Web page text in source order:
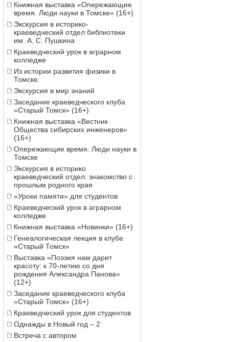
Книжная выставка «Опережающие
время. Люди науки в Томске» (16+)
Экскурсия в историко-
краеведческий отдел библиотеки
им. А. С. Пушкина
Краеведческий урок в аграрном
колледже
Из истории развития физики в
Томске
Экскурсия в мир знаний
Заседание краеведческого клуба
«Старый Томск» (16+)
Книжная выставка «Вестник
Общества сибирских инженеров»
(16+)
Опережающие время. Люди науки в
Томске
Экскурсия в историко
краеведческий отдел: знакомство с
прошлым родного края
«Уроки памяти» для студентов
Краеведческий урок в аграрном
колледже
Книжная выставка «Новинки» (16+)
Генеалогическая лекция в клубе
«Старый Томск»
Выставка «Поэзия нам дарит
красоту: к 70-летию со дня
рождения Александра Панова»
(12+)
Заседание краеведческого клуба
«Старый Томск» (16+)
Краеведческий урок для студентов
Однажды в Новый год – 2
Встреча с автором